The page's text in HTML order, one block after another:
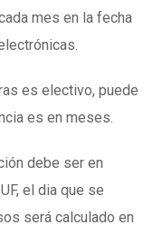
mes en la fecha
es electivo, puede
es en meses.
debe ser en
el dia que se
será calculado en